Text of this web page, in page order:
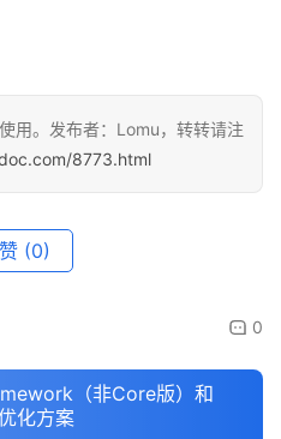
用。发布者：Lomu，转转请注
8773.html
赞 (0)
0
（非Core版）和
化方案